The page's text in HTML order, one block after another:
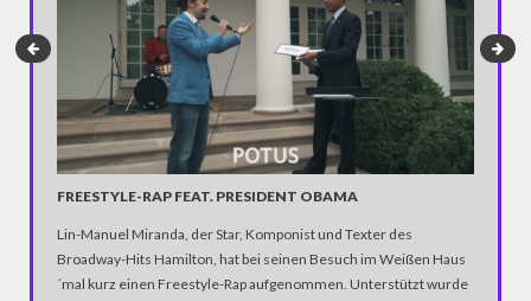
FREESTYLE-RAP FEAT. PRESIDENT OBAMA
Lin-Manuel Miranda, der Star, Komponist und Texter des
Broadway-Hits Hamilton, hat bei seinen Besuch im Weißen Haus
´mal kurz einen Freestyle-Rap aufgenommen. Unterstützt wurde